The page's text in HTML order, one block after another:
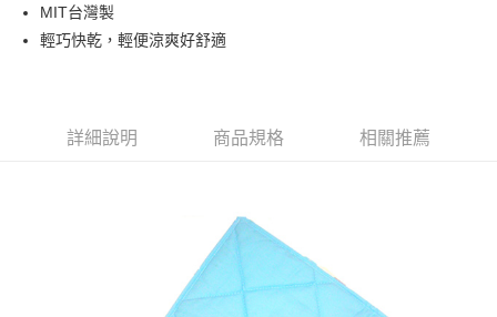
基本宅配
每筆NT$150，滿NT$1,000(含以上)免運費
MIT台灣製
輕巧快乾，輕便涼爽好舒適
詳細說明 商品規格 相關推薦